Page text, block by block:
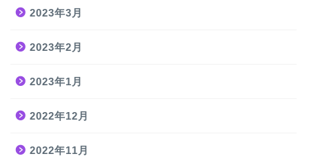
2023年3月
2023年2月
2023年1月
2022年12月
2022年11月